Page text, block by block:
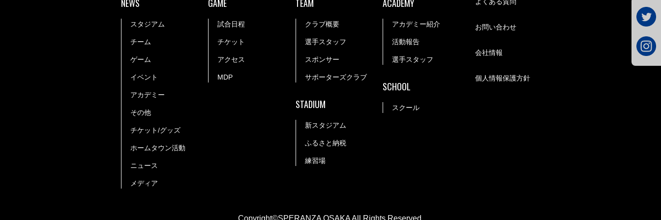
NEWS
スタジアム
チーム
ゲーム
イベント
アカデミー
その他
チケット/グッズ
ホームタウン活動
ニュース
メディア
GAME
試合日程
チケット
アクセス
MDP
TEAM
クラブ概要
選手スタッフ
スポンサー
サポーターズクラブ
STADIUM
新スタジアム
ふるさと納税
練習場
ACADEMY
アカデミー紹介
活動報告
選手スタッフ
SCHOOL
スクール
よくある質問
お問い合わせ
会社情報
個人情報保護方針